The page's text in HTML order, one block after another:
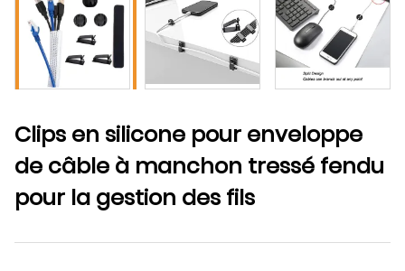
Clips en silicone pour enveloppe
de câble à manchon tressé fendu
pour la gestion des fils